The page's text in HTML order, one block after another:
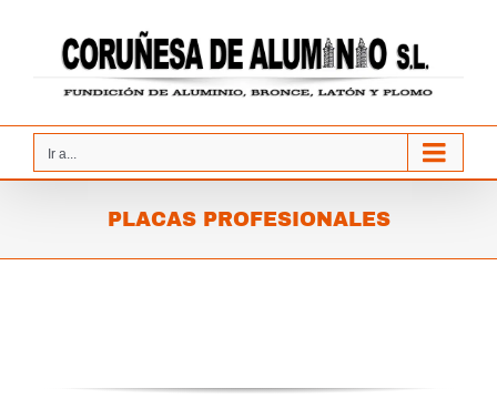
contenido
Ir a...
PLACAS PROFESIONALES